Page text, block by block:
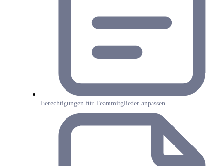
Berechtigungen für Teammitglieder anpassen